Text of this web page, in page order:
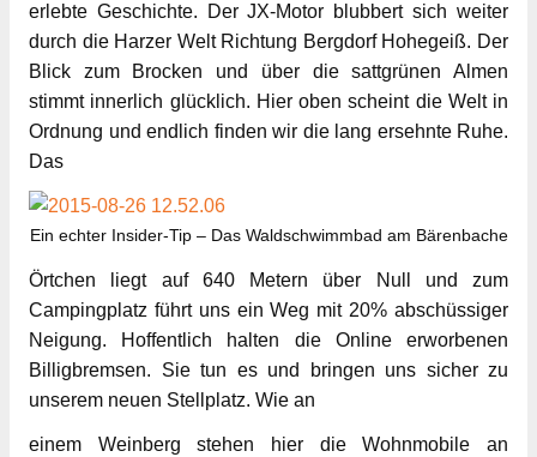
erlebte Geschichte. Der JX-Motor blubbert sich weiter
durch die Harzer Welt Richtung Bergdorf Hohegeiß. Der
Blick zum Brocken und über die sattgrünen Almen
stimmt innerlich glücklich. Hier oben scheint die Welt in
Ordnung und endlich finden wir die lang ersehnte Ruhe.
Das
Ein echter Insider-Tip – Das Waldschwimmbad am Bärenbache
Örtchen liegt auf 640 Metern über Null und zum
Campingplatz führt uns ein Weg mit 20% abschüssiger
Neigung. Hoffentlich halten die Online erworbenen
Billigbremsen. Sie tun es und bringen uns sicher zu
unserem neuen Stellplatz. Wie an
einem Weinberg stehen hier die Wohnmobile an